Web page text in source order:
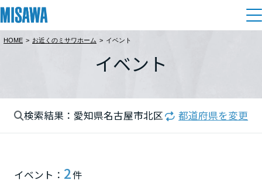
住まい
商品ラインアップ
テクノロジー（住まいの性能）
個人のお客さま
まちづくり
HOME > お近くのミサワホーム > イベント
イベント
検索結果：愛知県名古屋市北区 都道府県を変更
イベント： 2件
都道府県を選択
東北